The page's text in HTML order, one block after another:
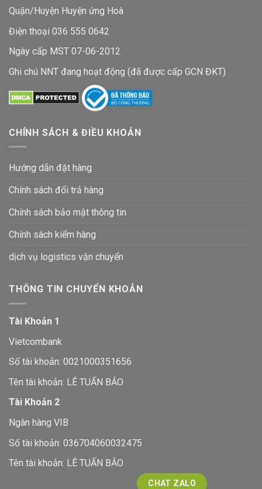
Quận/Huyện Huyện ứng Hoà
Điện thoại 036 555 0642
Ngày cấp MST 07-06-2012
Ghi chú NNT đang hoạt động (đã được cấp GCN ĐKT)
CHÍNH SÁCH & ĐIỀU KHOẢN
Hướng dẫn đặt hàng
Chính sách đổi trả hàng
Chính sách bảo mật thông tin
Chính sách kiểm hàng
dịch vụ logistics vận chuyển
THÔNG TIN CHUYỂN KHOẢN
Tài Khoản 1
Vietcombank
Số tài khoản: 0021000351656
Tên tài khoản: LÊ TUẤN BẢO
Tài Khoản 2
Ngân hàng VIB
Số tài khoản: 036704060032475
Tên tài khoản: LÊ TUẤN BẢO
CHAT ZALO